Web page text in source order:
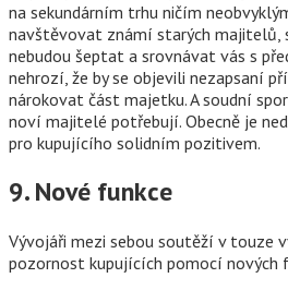
na sekundárním trhu ničím
navštěvovat známí starých majitelů,
nebudou šeptat a srovnávat vás s
nehrozí, že by se objevili nezapsaní
nárokovat část majetku. A soudní
noví majitelé potřebují. Obecně je
pro kupujícího solidním pozitivem.
9. Nové funkce
Vývojáři mezi sebou soutěží v touze
pozornost kupujících pomocí nových